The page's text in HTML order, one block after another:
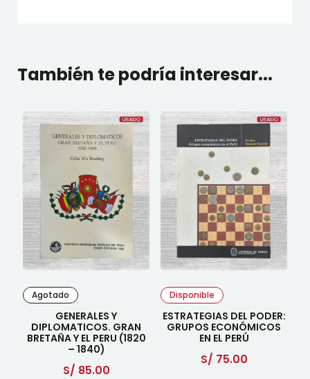
También te podría interesar...
Agotado
GENERALES Y
DIPLOMATICOS. GRAN
BRETAÑA Y EL PERU (1820
– 1840)
S/ 85.00
Disponible
ESTRATEGIAS DEL PODER:
GRUPOS ECONÓMICOS
EN EL PERÚ
S/ 75.00